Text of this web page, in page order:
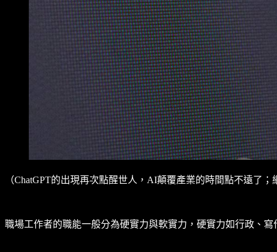
（ChatGPT的出現再次點醒世人，AI顛覆產業的時間點不遠了
職場工作者的職能一般分為硬實力與軟實力，硬實力如行政、